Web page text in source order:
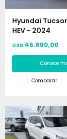
Hyundai
HEV - 2024
USD 46.890,00
Conoce
Comparar